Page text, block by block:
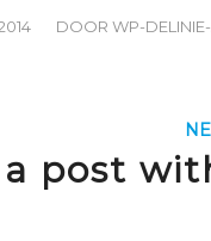
DOORWP-
post